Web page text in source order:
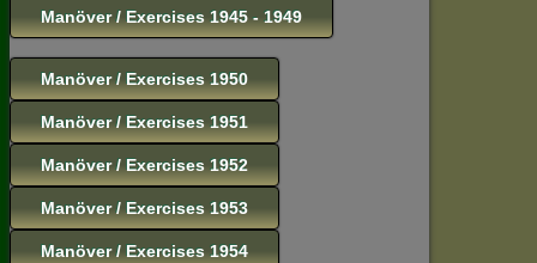
Manöver / Exercises 1945 - 1949
Manöver / Exercises 1950
Manöver / Exercises 1951
Manöver / Exercises 1952
Manöver / Exercises 1953
Manöver / Exercises 1954